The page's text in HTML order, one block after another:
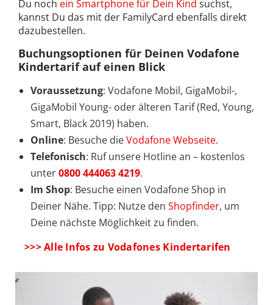
Du noch ein Smartphone für Dein Kind suchst,
kannst Du das mit der FamilyCard ebenfalls direkt
dazubestellen.
Buchungsoptionen für Deinen Vodafone
Kindertarif auf einen Blick
Voraussetzung: Vodafone Mobil, GigaMobil-,
GigaMobil Young- oder älteren Tarif (Red, Young,
Smart, Black 2019) haben.
Online: Besuche dieVodafone Webseite.
Telefonisch: Rufunsere Hotline an – kostenlos
unter0800 444063 4219.
Im Shop: Besuche einen Vodafone Shop in
Deiner Nähe. Tipp: Nutze den Shopfinder, um
Deine nächste Möglichkeit zu finden.
>>> Alle Infos zu Vodafones Kindertarifen